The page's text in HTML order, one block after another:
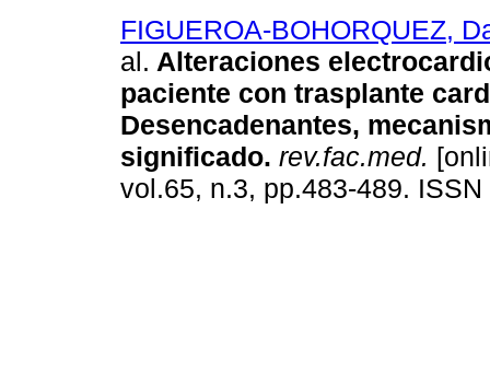
FIGUEROA-BOHORQUEZ,
al. Alteraciones
paciente con trasplante
Desencadenantes,
significado. rev.fac.med.
vol.65, n.3, pp.483-489.